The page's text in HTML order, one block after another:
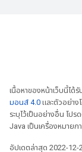
เนื้อหาของหน้าเว็บนี้ได้
มอนส์ 4.0 และตัวอย่าง
ระบุไว้เป็นอย่างอื่น โปร
Java เป็นเครื่องหมายก
อัปเดตล่าสุด 2022-12-